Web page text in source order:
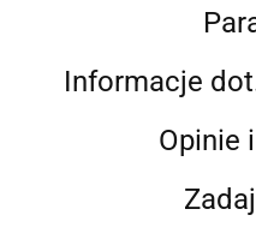
Informacje
Opinie